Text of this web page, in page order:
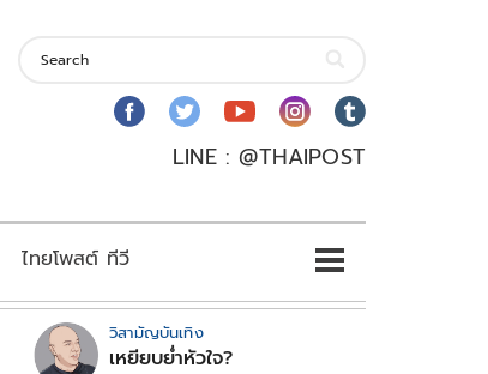
LINE : @THAIPOST
ไทยโพสต์ ทีวี
วิสามัญบันเทิง
เหยียบย่ำหัวใจ?